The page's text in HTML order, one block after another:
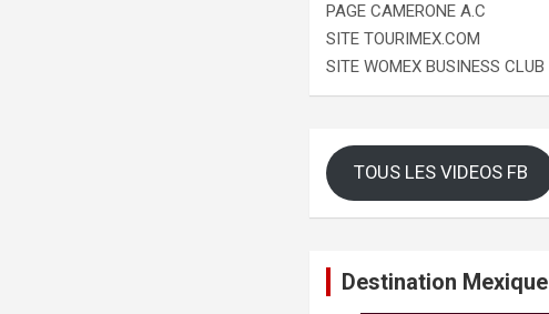
PAGE CAMERONE A.C
SITE TOURIMEX.COM
SITE WOMEX BUSINESS CLUB
TOUS LES VIDEOS FB
Destination Mexique